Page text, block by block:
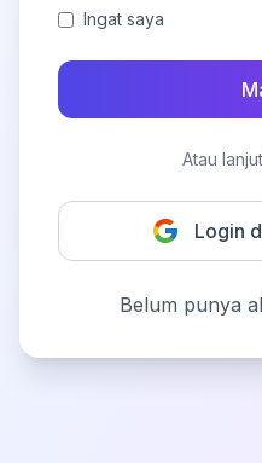
Ingat saya
Atau
Login
Belum punya